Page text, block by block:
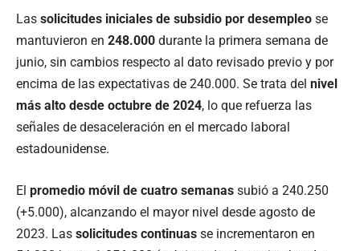
Las solicitudes iniciales de subsidio por desempleo se
mantuvieron en 248.000 durante la primera semana de
junio, sin cambios respecto al dato revisado previo y por
encima de las expectativas de 240.000. Se trata del nivel
más alto desde octubre de 2024, lo que refuerza las
señales de desaceleración en el mercado laboral
estadounidense.
El promedio móvil de cuatro semanas subió a 240.250
(+5.000), alcanzando el mayor nivel desde agosto de
2023. Las solicitudes continuas se incrementaron en